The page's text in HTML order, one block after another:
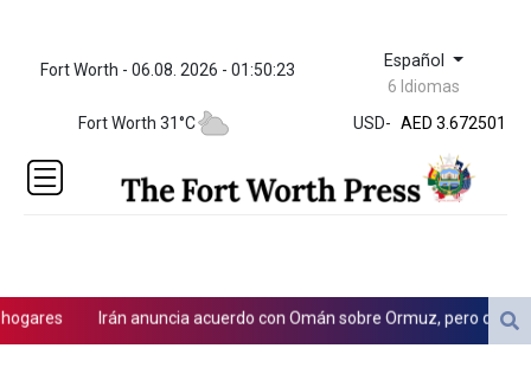
Fort Worth - 06.08. 2026 - 01:50:23 Español
6 Idiomas
Fort Worth 31°C
USD-
ZWL 321.999592
AED 3.672501
AED 3.672501
AFN
ALL 80.712289
AMD
AUD 1.419406
Irán anuncia acuerdo con Omán sobre Ormuz, pero dice que